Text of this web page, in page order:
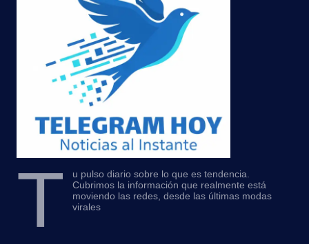
T
u pulso diario sobre lo que es tendencia.
Cubrimos la información que realmente está
moviendo las redes, desde las últimas modas
virales